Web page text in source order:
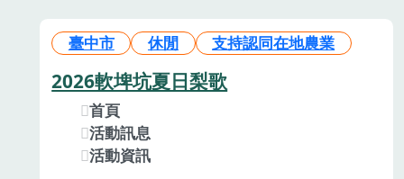
臺中市 休閒 支持認同在地農業
2026軟埤坑夏日梨歌
首頁
活動訊息
活動資訊